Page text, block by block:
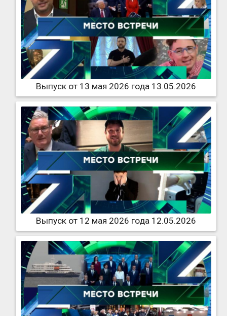
Выпуск от 13 мая 2026 года 13.05.2026
Выпуск от 12 мая 2026 года 12.05.2026